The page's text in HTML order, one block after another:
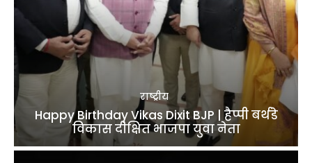
राष्ट्रीय
Happy Birthday Vikas Dixit BJP | हैप्पी बर्थडे
विकास दीक्षित भाजपा युवा नेता